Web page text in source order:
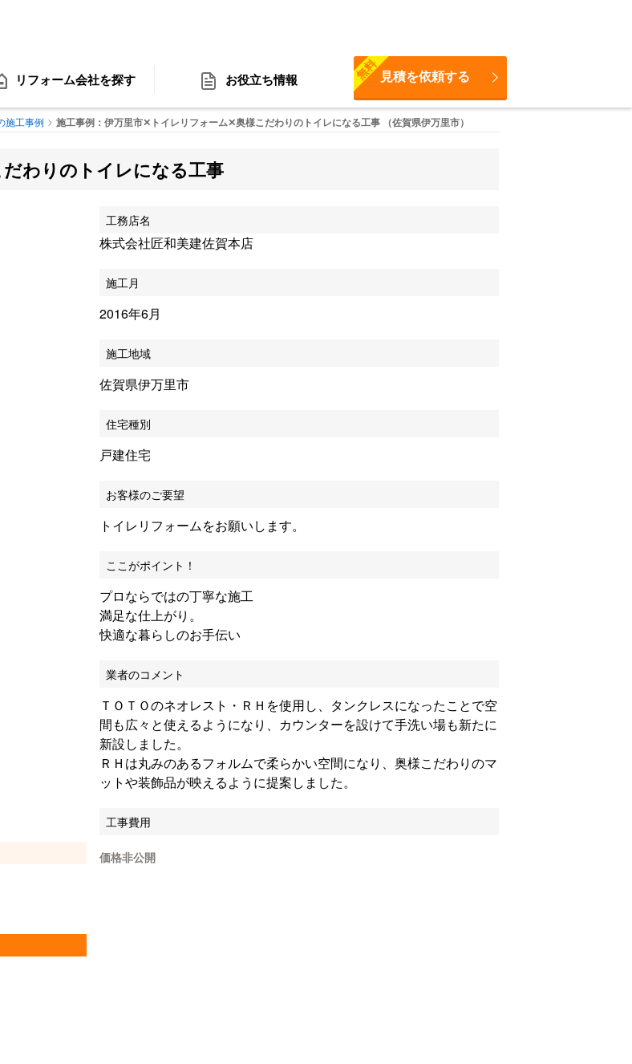
リフォーム会社を探す お役立ち情報 見積を依頼する
無料
施工事例 施工事例：伊万里市✕トイレリフォーム✕奥様こだわりのトイレになる工事 （佐賀県伊万里市）
わりのトイレになる工事
工務店名
株式会社匠和美建佐賀本店
施工月
2016年6月
施工地域
佐賀県伊万里市
住宅種別
戸建住宅
お客様のご要望
トイレリフォームをお願いします。
ここがポイント！
プロならではの丁寧な施工
満足な仕上がり。
快適な暮らしのお手伝い
業者のコメント
ＴＯＴＯのネオレスト・ＲＨを使用し、タンクレスになったことで空
間も広々と使えるようになり、カウンターを設けて手洗い場も新たに
新設しました。
ＲＨは丸みのあるフォルムで柔らかい空間になり、奥様こだわりのマ
ットや装飾品が映えるように提案しました。
工事費用
価格非公開